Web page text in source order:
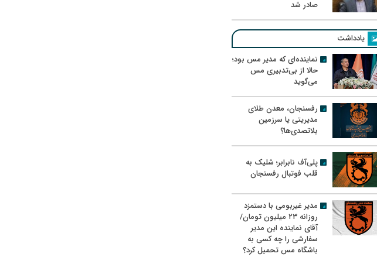
صادر شد
یادداشت
نماینده‌ای که مدیر مس بود؛
حالا از بی‌تدبیری مس
می‌گوید
رفسنجان، معدن طلای
مدیریتی یا سرزمین
بلاتصدی‌ها؟
پلی‌آف نابرابر؛ شلیک به
قلب فوتبال رفسنجان
مدیر غیربومی با دستمزد
روزانه ۲۳ میلیون تومان/
آقای نماینده این مدیر
سفارشی را چه کسی به
باشگاه مس تحمیل کرد؟